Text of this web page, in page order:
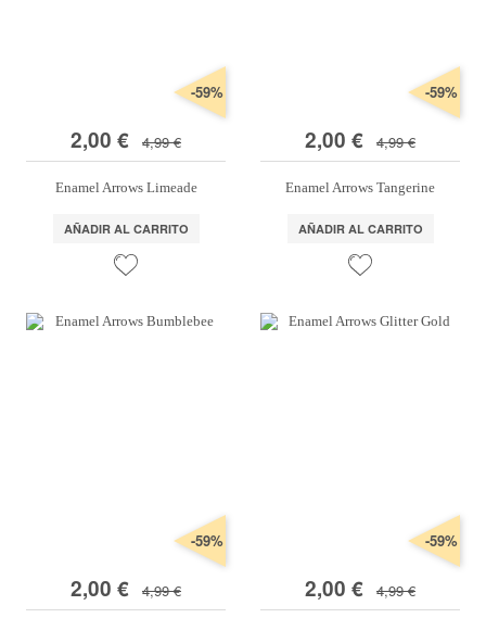
2,00 € 4,99 €
-59%
Enamel Arrows Limeade
AÑADIR AL CARRITO
2,00 € 4,99 €
-59%
Enamel Arrows Tangerine
AÑADIR AL CARRITO
2,00 € 4,99 €
-59%
2,00 € 4,99 €
-59%